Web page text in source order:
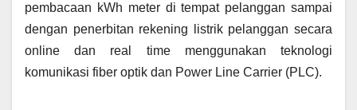
pembacaan kWh meter di tempat pelanggan sampai
dengan penerbitan rekening listrik pelanggan secara
online dan real time menggunakan teknologi
komunikasi fiber optik dan Power Line Carrier (PLC).